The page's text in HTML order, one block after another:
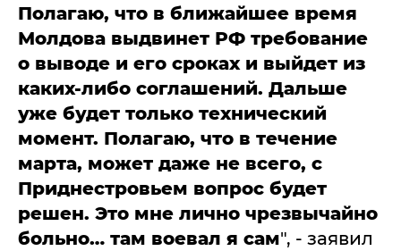
Полагаю, что в ближайшее время
Молдова выдвинет РФ требование
о выводе и его сроках и выйдет из
каких-либо соглашений. Дальше
уже будет только технический
момент. Полагаю, что в течение
марта, может даже не всего, с
Приднестровьем вопрос будет
решен. Это мне лично чрезвычайно
больно… там воевал я сам", - заявил